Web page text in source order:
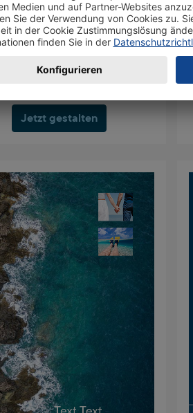
Jetzt gestalten